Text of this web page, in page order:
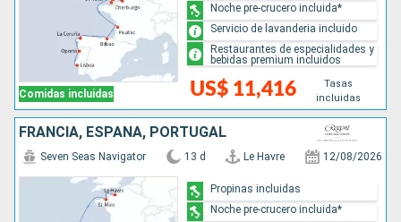
Comidas incluidas US$ 11,416
Tasas
incluidas
Noche pre-crucero incluida*
Servicio de lavanderia incluido
Restaurantes de especialidades y
bebidas premium incluidos
FRANCIA, ESPAÑA, PORTUGAL
Seven Seas Navigator 13 d Le Havre 12/08/2026
Propinas incluidas
Noche pre-crucero incluida*